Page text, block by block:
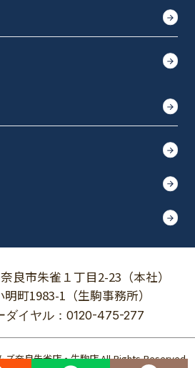
良市朱雀１丁目2-23（本社）
町1983-1（生駒事務所）
ダイヤル：0120-475-277
奈良朱雀店・生駒店 All Rights Reserved.